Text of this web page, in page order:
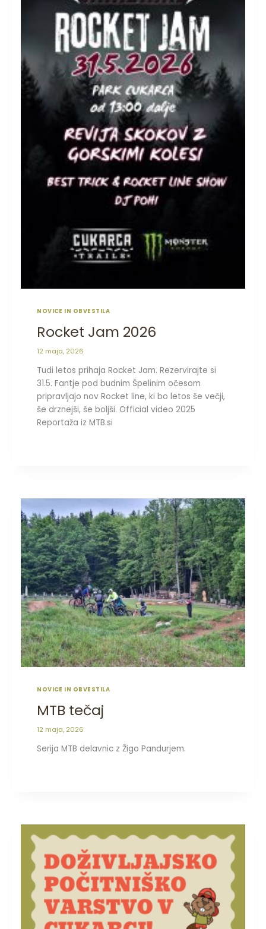
NOVICE IN OBVESTILA
Rocket Jam 2026
12 maja, 2026
Tudi letos prihaja Rocket Jam. Rezervirajte si
31.5. Fantje pod budnim Špelinim očesom
pripravljajo nov Rocket line, ki bo letos še večji,
še drznejši, še boljši. Official video 2025
Reportaža iz MTB.si
NOVICE IN OBVESTILA
MTB tečaj
12 maja, 2026
Serija MTB delavnic z Žigo Pandurjem.